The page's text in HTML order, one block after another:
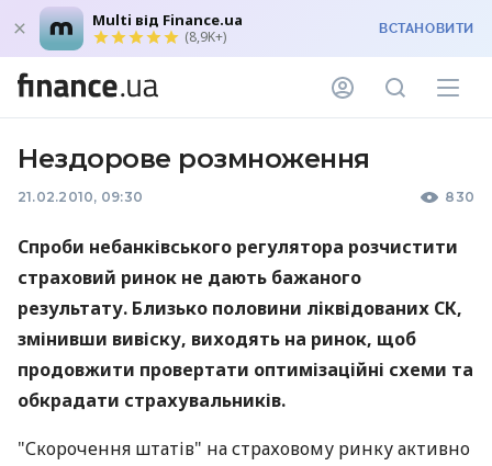
Multi від Finance.ua
(8,9K+) ВСТАНОВИТИ
Нездорове розмноження
21.02.2010, 09:30 830
Спроби небанківського регулятора розчистити
страховий ринок не дають бажаного
результату. Близько половини ліквідованих СК,
змінивши вивіску, виходять на ринок, щоб
продовжити провертати оптимізаційні схеми та
обкрадати страхувальників.
"Скорочення штатів" на страховому ринку активно